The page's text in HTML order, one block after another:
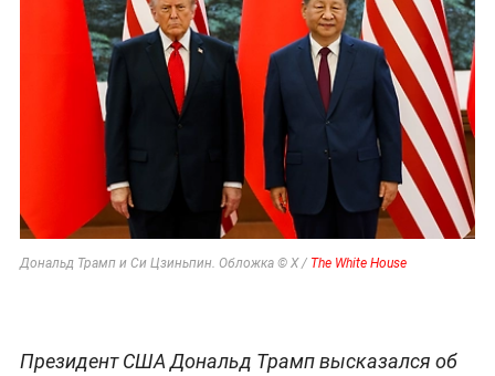
Дональд Трамп и Си Цзиньпин. Обложка © X / The White House
Президент США Дональд Трамп высказался об